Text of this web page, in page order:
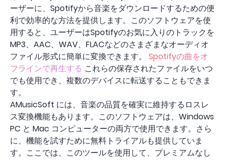
ーザーに、Spotifyから音楽をダウンロードするための便
利で効率的な方法を提供します。このソフトウェアを使
用すると、ユーザーはSpotifyのお気に入りのトラックを
MP3、AAC、WAV、FLACなどのさまざまなオーディオ
ファイル形式に簡単に変換できます。 Spotifyの曲をオ
フラインで再生する これらの保存されたファイルをいつ
でも使用でき、複数のデバイスに転送することもできま
す。
AMusicSoft には、音楽の品質を確実に維持するロスレ
ス変換機能もあります。このソフトウェアは、Windows
PC と Mac コンピューターの両方で使用できます。さら
に、機能を試すために無料トライアルも提供していま
す。ここでは、このツールを使用して、プレミアムなし